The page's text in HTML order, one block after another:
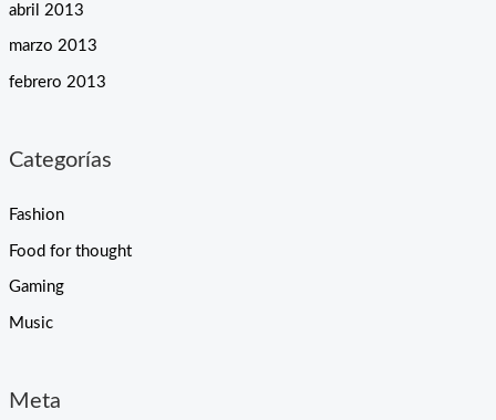
abril 2013
marzo 2013
febrero 2013
Categorías
Fashion
Food for thought
Gaming
Music
Meta